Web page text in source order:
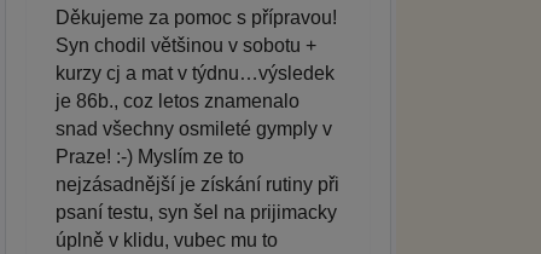
Děkujeme za pomoc s přípravou!
Syn chodil většinou v sobotu +
kurzy cj a mat v týdnu…výsledek
je 86b., coz letos znamenalo
snad všechny osmileté gymply v
Praze! :-) Myslím ze to
nejzásadnější je získání rutiny při
psaní testu, syn šel na prijimacky
úplně v klidu, vubec mu to